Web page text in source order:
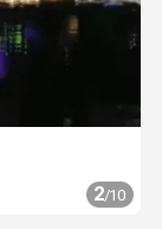
2/10